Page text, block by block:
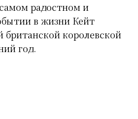
радостном и
в жизни Кейт
королевской
год.